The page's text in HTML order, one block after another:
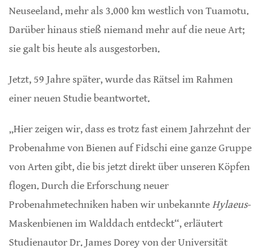
Neuseeland, mehr als 3.000 km westlich von Tuamotu.
Darüber hinaus stieß niemand mehr auf die neue Art;
sie galt bis heute als ausgestorben.
Jetzt, 59 Jahre später, wurde das Rätsel im Rahmen
einer neuen Studie beantwortet.
„Hier zeigen wir, dass es trotz fast einem Jahrzehnt der
Probenahme von Bienen auf Fidschi eine ganze Gruppe
von Arten gibt, die bis jetzt direkt über unseren Köpfen
flogen. Durch die Erforschung neuer
Probenahmetechniken haben wir unbekannteHylaeus-
Maskenbienen im Walddach entdeckt“, erläutert
Studienautor Dr. James Dorey von der Universität